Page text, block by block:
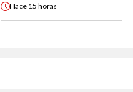
Hace 15 horas